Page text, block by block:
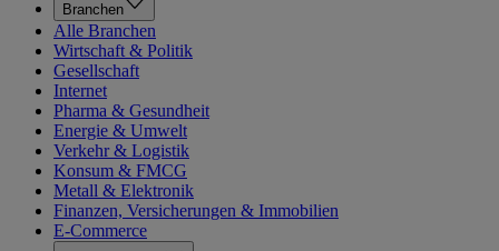
Branchen
Alle Branchen
Wirtschaft & Politik
Gesellschaft
Internet
Pharma & Gesundheit
Energie & Umwelt
Verkehr & Logistik
Konsum & FMCG
Metall & Elektronik
Finanzen, Versicherungen & Immobilien
E-Commerce